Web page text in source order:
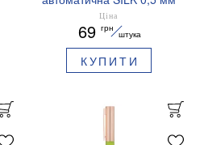
сині чорнила BM.83100
Ціна
69 грн
штука
КУПИТИ